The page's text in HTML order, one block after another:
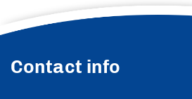
Contact info